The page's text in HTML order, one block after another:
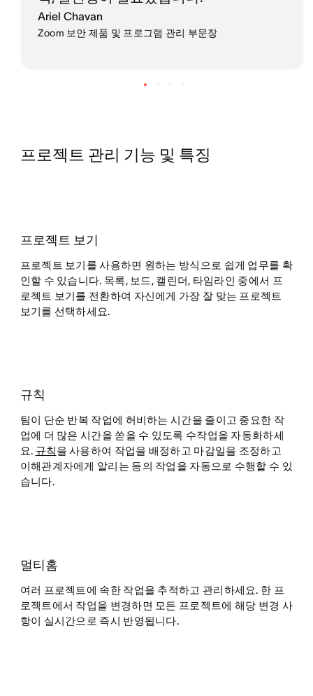
Ariel Chavan
Zoom 보안 제품 및 프로그램 관리 부문장
프로젝트 관리 기능 및 특징
프로젝트 보기
프로젝트 보기를 사용하면 원하는 방식으로 쉽게 업무를 확
인할 수 있습니다. 목록, 보드, 캘린더, 타임라인 중에서 프
로젝트 보기를 전환하여 자신에게 가장 잘 맞는 프로젝트
보기를 선택하세요.
규칙
팀이 단순 반복 작업에 허비하는 시간을 줄이고 중요한 작
업에 더 많은 시간을 쏟을 수 있도록 수작업을 자동화하세
요. 규칙을 사용하여 작업을 배정하고 마감일을 조정하고
이해관계자에게 알리는 등의 작업을 자동으로 수행할 수 있
습니다.
멀티홈
여러 프로젝트에 속한 작업을 추적하고 관리하세요. 한 프
로젝트에서 작업을 변경하면 모든 프로젝트에 해당 변경 사
항이 실시간으로 즉시 반영됩니다.